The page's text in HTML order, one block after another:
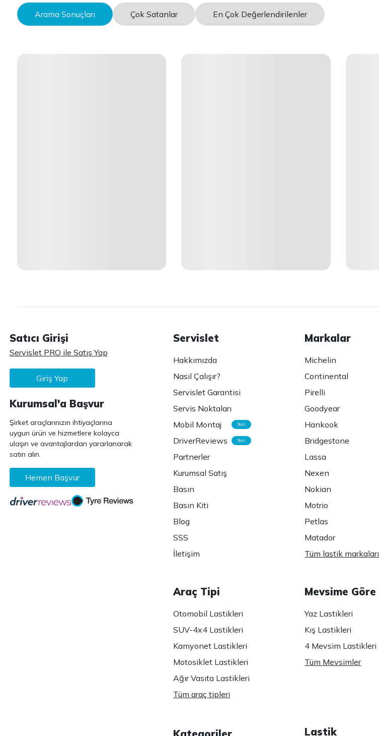
Arama Sonuçları Çok Satanlar En Çok Değerlendirilenler
Satıcı Girişi
Servislet PRO ile Satış Yap
Giriş Yap
Kurumsal'a Başvur
Şirket araçlarınızın ihtiyaçlarına
uygun ürün ve hizmetlere kolayca
ulaşın ve avantajlardan yararlanarak
satın alın.
Hemen Başvur
Servislet
Hakkımızda
Nasıl Çalışır?
Servislet Garantisi
Servis Noktaları
Mobil Montaj
Yeni
DriverReviews Yeni
Partnerler
Kurumsal Satış
Basın
Basın Kiti
Blog
SSS
İletişim
Markalar
Michelin
Continental
Pirelli
Goodyear
Hankook
Bridgestone
Lassa
Nexen
Nokian
Motrio
Petlas
Matador
Tüm lastik markaları
Araç Tipi
Otomobil Lastikleri
SUV-4x4 Lastikleri
Kamyonet Lastikleri
Motosiklet Lastikleri
Ağır Vasıta Lastikleri
Tüm araç tipleri
Mevsime Göre
Yaz Lastikleri
Kış Lastikleri
4 Mevsim Lastikleri
Tüm Mevsimler
Lastik